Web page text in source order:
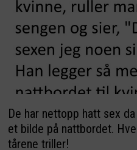
De har nettopp hatt sex
et bilde på nattbordet.
tårene triller!